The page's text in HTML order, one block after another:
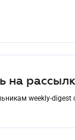
на
weekly-